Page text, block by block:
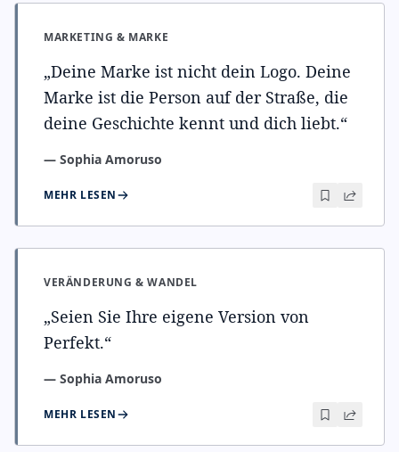
MARKETING & MARKE
„Deine Marke ist nicht dein Logo. Deine
Marke ist die Person auf der Straße, die
deine Geschichte kennt und dich liebt.“
— Sophia Amoruso
MEHR LESEN
VERÄNDERUNG & WANDEL
„Seien Sie Ihre eigene Version von
Perfekt.“
— Sophia Amoruso
MEHR LESEN